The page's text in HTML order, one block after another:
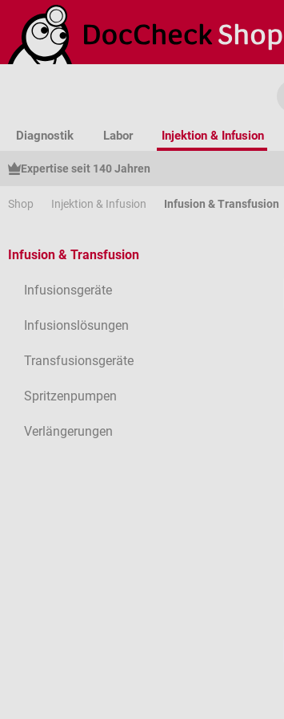
Hauptinhalt springen
Zur Suche springen
Zur Hauptnavigation springen
Diagnostik Labor Injektion & Infusion
Expertise seit 140 Jahren
Shop Injektion & Infusion Infusion & Transfusion
Infusion & Transfusion
Infusionsgeräte
Infusionslösungen
Transfusionsgeräte
Spritzenpumpen
Verlängerungen